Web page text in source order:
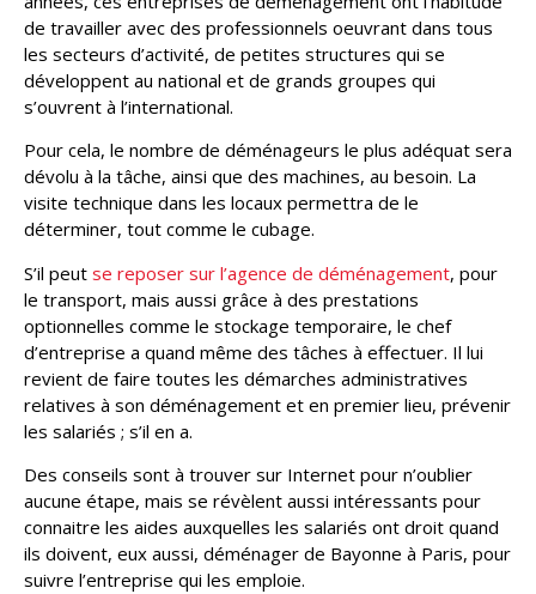
de travailler avec des professionnels oeuvrant dans tous
les secteurs d’activité, de petites structures qui se
développent au national et de grands groupes qui
s’ouvrent à l’international.
Pour cela, le nombre de déménageurs le plus adéquat sera
dévolu à la tâche, ainsi que des machines, au besoin. La
visite technique dans les locaux permettra de le
déterminer, tout comme le cubage.
S’il peut se reposer sur l’agence de déménagement, pour
le transport, mais aussi grâce à des prestations
optionnelles comme le stockage temporaire, le chef
d’entreprise a quand même des tâches à effectuer. Il lui
revient de faire toutes les démarches administratives
relatives à son déménagement et en premier lieu, prévenir
les salariés ; s’il en a.
Des conseils sont à trouver sur Internet pour n’oublier
aucune étape, mais se révèlent aussi intéressants pour
connaitre les aides auxquelles les salariés ont droit quand
ils doivent, eux aussi, déménager de Bayonne à Paris, pour
suivre l’entreprise qui les emploie.